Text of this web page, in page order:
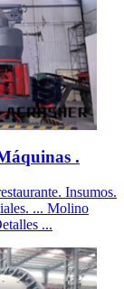
.
Insumos.
... Molino
...